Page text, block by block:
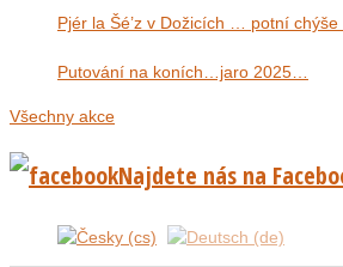
Pjér la Šé’z v Dožicích … potní
Putování na koních…jaro 2025…
Všechny akce
Najdete nás na